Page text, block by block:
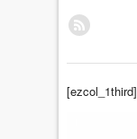
[ezcol_1third]